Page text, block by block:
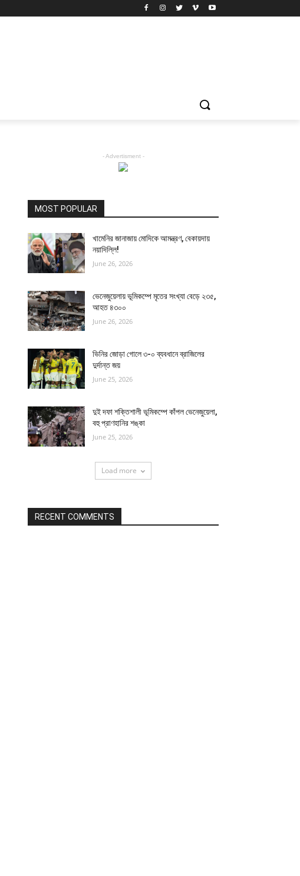
- Advertisment -
MOST POPULAR
খামেনির জানাজায় মোদিকে আমন্ত্রণ, বেকায়দায়
নয়াদিল্লি!
June 26, 2026
ভেনেজুয়েলায় ভূমিকম্পে মৃতের সংখ্যা বেড়ে ২৩৫,
আহত ৪৩০০
June 26, 2026
ভিনির জোড়া গোলে ৩-০ ব্যবধানে ব্রাজিলের
দুর্দান্ত জয়
June 25, 2026
দুই দফা শক্তিশালী ভূমিকম্পে কাঁপল ভেনেজুয়েলা,
বহু প্রাণহানির শঙ্কা
June 25, 2026
Load more
RECENT COMMENTS